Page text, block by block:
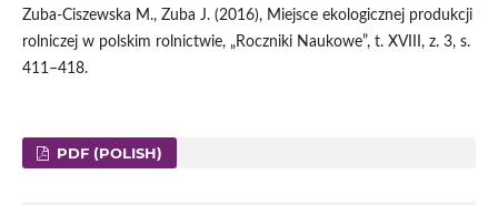
Zuba‑Ciszewska M., Zuba J. (2016), Miejsce ekologicznej produkcji
rolniczej w polskim rolnictwie, „Roczniki Naukowe”, t. XVIII, z. 3, s.
411–418.
PDF (POLISH)